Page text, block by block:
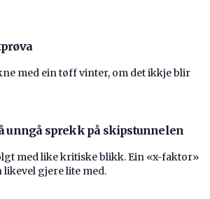
med ein tøff vinter, om det ikkje blir
unngå sprekk på skipstunnelen
med like kritiske blikk. Ein «x-faktor»
gjere lite med.